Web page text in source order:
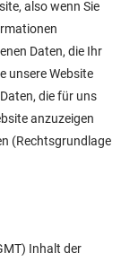
also wenn Sie
Daten, die Ihr
unsere Website
die für uns
anzuzeigen
(Rechtsgrundlage
Inhalt der